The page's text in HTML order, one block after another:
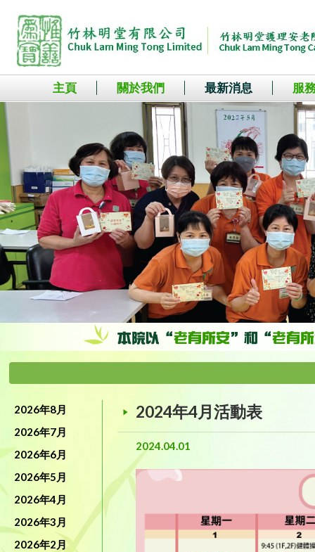
主頁 關於我們 最新消息 服
2026年8月
2026年7月
2026年6月
2026年5月
2026年4月
2026年3月
2026年2月
2024年4月活動表
2024.04.01